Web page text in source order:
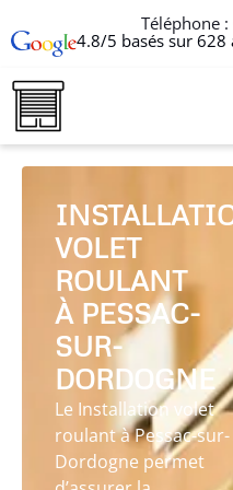
Téléphone :
4.8/5 basés sur 628
VOLET
ROULANT
À PESSAC-
SUR-
DORDOGNE
Le Installation volet
roulant à Pessac-sur-
Dordogne permet